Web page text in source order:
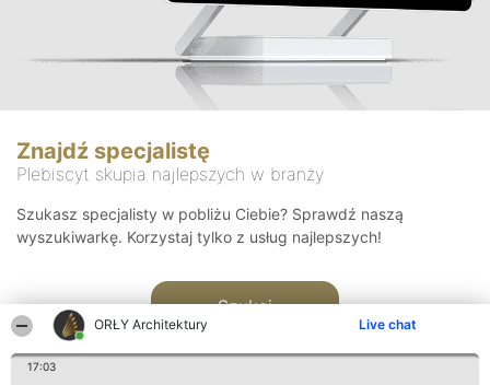
ORŁY Architektury Live chat
17:03
Znajdź specjalistę
Plebiscyt skupia najlepszych w branży
Szukasz specjalisty w pobliżu Ciebie? Sprawdź naszą
wyszukiwarkę. Korzystaj tylko z usług najlepszych!
Szukaj